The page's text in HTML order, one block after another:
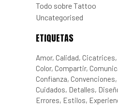
Todo sobre Tattoo
Uncategorised
ETIQUETAS
Amor Calidad Cicatrices
Color Compartir
Confianza Convenciones
Cuidados Detalles
Errores Estilos